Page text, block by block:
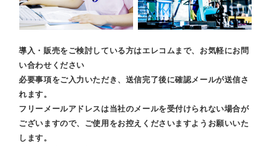
導入・販売をご検討している方はエレコムまで、お気軽にお問
い合わせください
必要事項をご入力いただき、送信完了後に確認メールが送信さ
れます。
フリーメールアドレスは当社のメールを受付けられない場合が
ございますので、ご使用をお控えくださいますようお願いいた
します。